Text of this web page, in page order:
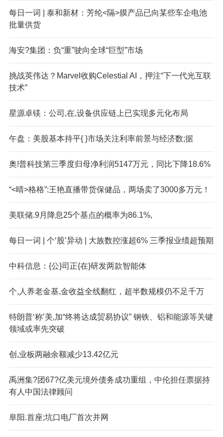
每日一词 | 泰和新材：芳纶<隔>膜产品已向某些车企电池
批量供货
海安?集团：负“重”驶向全球“巨型”市场
挑战英伟达？Marvel收购Celestial AI，押注“下一代光互联
技术”
星源卓镁：公司,在,设备供应链上已实现多元化布局
午盘：美股基本持平{ }市场关注利率前景与经济数;据
奥!普科技第三季度归母净利润5147万元，同比下降18.6%
“<晴>格格”:王艳直播带货保健品，两场卖了3000多万元！
美联储.9月降息25个基点的概率为86.1%,
每日一词 | 个‘股’异动 | 大族数控涨超6% 三季报业绩超预期
中科信息：{公}司正{在}研发两款智能体
个,人养老金基,金收益全线翻红，超半数规模仍不足千万
特朗普‘称’美,加“终将达成贸易协议” 钢铁、铝和能源等关键
领域或率先突破
创,业板两融余额减少13.42亿元
禹洲集?团67?亿美元境外债务成功重组，中伦担任票据持
有人中国法律顾问
阜阳.首座;坑口电厂首次并网